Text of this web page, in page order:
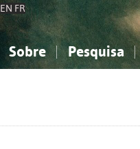
EN FR
Sobre Pesquisa